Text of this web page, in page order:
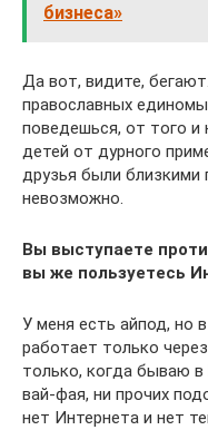
бизнеса»
Да вот, видите,
православных
поведешься, от того
детей от дурного
друзья были близкими
невозможно.
Вы выступаете
вы же пользуетесь
У меня есть айпод, но
работает только
только, когда бываю
вай-фая, ни прочих
нет Интернета и нет